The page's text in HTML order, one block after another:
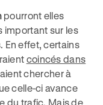
pourront elles
important sur les
En effet, certains
coincés dans
chercher à
celle-ci avance
du trafic. Mais de